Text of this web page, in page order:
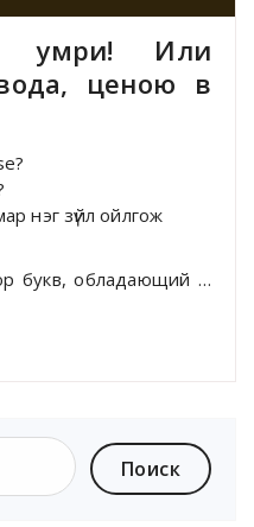
умри! Или
ценою в
нэг зүйл ойлгож
букв, обладающий …